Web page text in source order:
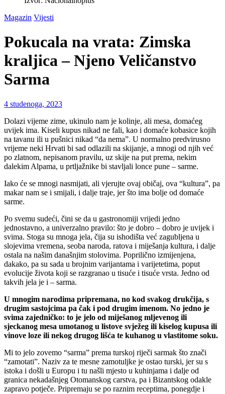
Magazin Vijesti
Pokucala na vrata: Zimska
kraljica – Njeno Veličanstvo
Sarma
4 studenoga, 2023
Dolazi vijeme zime, ukinulo nam je kolinje, ali mesa, domaćeg
uvijek ima. Kiseli kupus nikad ne fali, kao i domaće kobasice kojih
na tavanu ili u pušnici nikad “da nema”. U normalno predvirusno
vrijeme neki Hrvati bi sad odlazili na skijanje, a mnogi od njih već
po zlatnom, nepisanom pravilu, uz skije na put prema, nekim
dalekim Alpama, u prtljažnike bi stavljali lonce pune – sarme.
Iako će se mnogi nasmijati, ali vjerujte ovaj običaj, ova “kultura”, pa
makar nam se i smijali, i dalje traje, jer što ima bolje od domaće
sarme.
Po svemu sudeći, čini se da u gastronomiji vrijedi jedno
jednostavno, a univerzalno pravilo: što je dobro – dobro je uvijek i
svima. Stoga su mnoga jela, čija su ishodišta već zagubljena u
slojevima vremena, seoba naroda, ratova i miješanja kultura, i dalje
ostala na našim današnjim stolovima. Poprilično izmijenjena,
dakako, pa su sada u brojnim varijantama i varijetetima, poput
evolucije života koji se razgranao u tisuće i tisuće vrsta. Jedno od
takvih jela je i – sarma.
U mnogim narodima pripremana, no kod svakog drukčija, s
drugim sastojcima pa čak i pod drugim imenom. No jedno je
svima zajedničko: to je jelo od miješanog mljevenog ili
sjeckanog mesa umotanog u listove svježeg ili kiselog kupusa ili
vinove loze ili nekog drugog lišća te kuhanog u vlastitome soku.
Mi to jelo zovemo “sarma” prema turskoj riječi sarmak što znači
“zamotati”. Naziv za te mesne zamotuljke je ostao turski, jer su s
istoka i došli u Europu i tu našli mjesto u kuhinjama i dalje od
granica nekadašnjeg Otomanskog carstva, pa i Bizantskog odakle
zapravo potječe. Pripremaju se po raznim receptima, ponegdje i